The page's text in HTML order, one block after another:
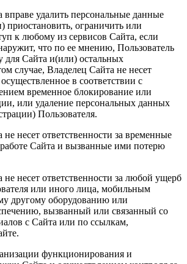
вправе удалить персональные данные
приостановить, ограничить или
к любому из сервисов Сайта, если
что по ее мнению, Пользователь
для Сайта и(или) остальных
случае, Владелец Сайта не несет
в соответствии с
временное блокирование или
или удаление персональных данных
Пользователя.
несет ответственности за временные
Сайта и вызванные ими потерю
не несет ответственности за любой ущерб
или иного лица, мобильным
другому оборудованию или
вызванный или связанный со
с Сайта или по ссылкам,
функционирования и